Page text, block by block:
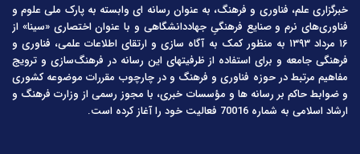
خبرگزاری علم، فناوری و فرهنگ، به عنوان رسانه ای وابسته به پارک ملی علوم و
فناوری‌های نرم و صنایع فرهنگیِ جهاددانشگاهی و با عنوان اختصاری «سینا» از
۱۶ مرداد ۱۳۹۳ به منظور کمک به آگاه سازی و ارتقای اطلاعات علمی، فناوری و
فرهنگی جامعه و برای استفاده از ظرفیتهای این رسانه در فرهنگ‌سازی و ترویج
مفاهیم مرتبط در حوزه فناوری و فرهنگ و در چارچوب مقررات موضوعه کشوری
و ضوابط حاکم بر رسانه ها و مؤسسات خبری، با مجوز رسمی از وزارت فرهنگ و
ارشاد اسلامی به شماره 70016 فعالیت خود را آغاز کرده است.